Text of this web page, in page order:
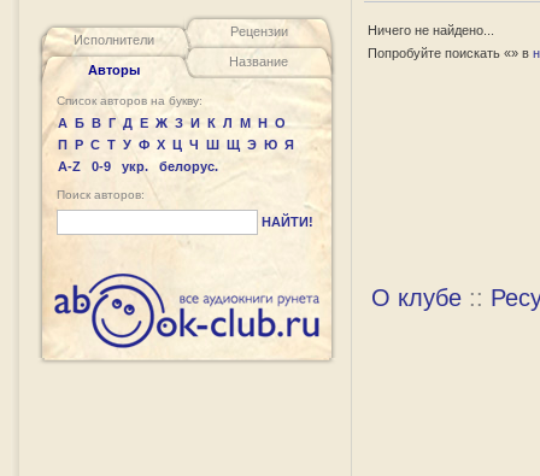
Исполнители
Авторы
Рецензии
Название
Список авторов на букву:
А Б В Г Д Е Ж З И К Л М Н О
П Р С Т У Ф Х Ц Ч Ш Щ Э Ю Я
A-Z
0-9 укр. белорус.
Поиск авторов:
НАЙТИ!
Ничего не найдено...
Попробуйте поискать «» в
О клубе ::